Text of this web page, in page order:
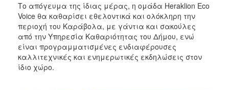
Το απόγευμα της ίδιας μέρας, η ομάδα Heraklion Eco
Voice θα καθαρίσει εθελοντικά και ολόκληρη την
περιοχή του Καράβολα, με γάντια και σακούλες
από την Υπηρεσία Καθαριότητας του Δήμου, ενώ
είναι προγραμματισμένες ενδιαφέρουσες
καλλιτεχνικές και ενημερωτικές εκδηλώσεις στον
ίδιο χώρο.